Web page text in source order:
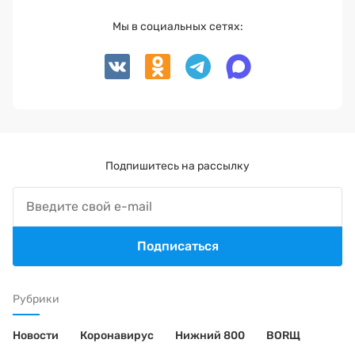
Рубрики
Новости Коронавирус Нижний 800 BORЩ
Мы в социальных сетях:
Подпишитесь на рассылку
Подписаться